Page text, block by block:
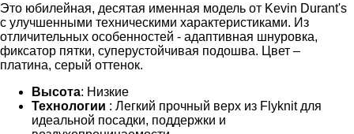
Это юбилейная, десятая именная модель от Kevin Durant's
с улучшенными техническими характеристиками. Из
отличительных особенностей - адаптивная шнуровка,
фиксатор пятки, суперустойчивая подошва. Цвет –
платина, серый оттенок.
Высота: Низкие
Технологии : Легкий прочный верх из Flyknit для
идеальной посадки, поддержки и